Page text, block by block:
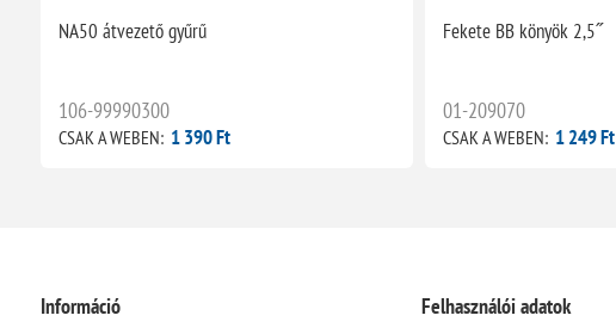
NA50 átvezető gyűrű
106-99990300
CSAK A WEBEN: 1 390 Ft
Fekete BB könyök 2,5˝
01-209070
CSAK A WEBEN: 1 249 Ft
Információ
Felhasználói adatok